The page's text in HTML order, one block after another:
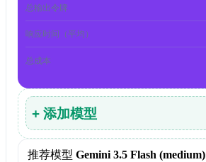
总输出令牌
响应时间（平均）
总成本
+ 添加模型
推荐模型 Gemini 3.5 Flash (medium)